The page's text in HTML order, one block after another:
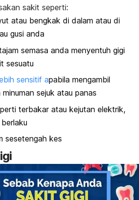
sakit seperti:
atau bengkak di dalam atau di
gusi anda
semasa anda menyentuh gigi
sesuatu
sensitif apabila mengambil
sejuk atau panas
terbakar atau kejutan elektrik,
sesetengah kes